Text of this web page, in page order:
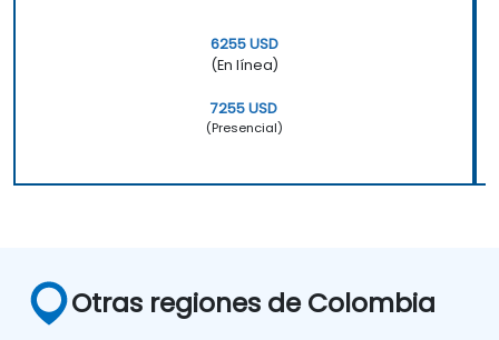
6255 USD
(En línea)
7255 USD
(Presencial)
Otras regiones de Colombia